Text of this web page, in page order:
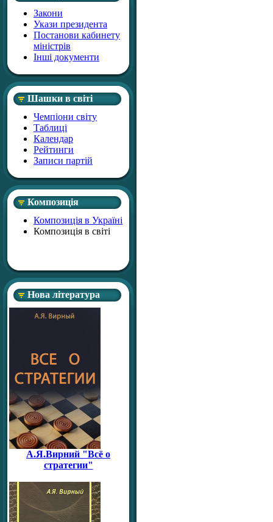
Закони
Укази президента
Постанови кабинету
міністрів
Інші документи
Шашки в світі
Чемпіони світу
Таблиці
Календар
Рейтинги
Записи партій
Композиція
Композиція в Україні
Композиція в світі
Нова література
А.Я.Вирний "Всё о
стратегии"